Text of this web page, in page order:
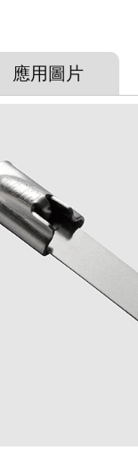
應用圖片